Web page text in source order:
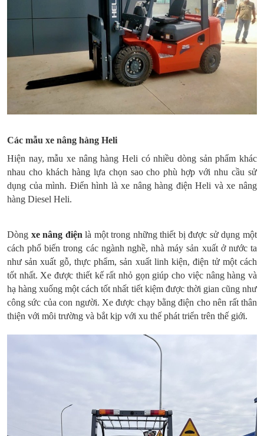
Các mẫu xe nâng hàng Heli
Hiện nay, mẫu xe nâng hàng Heli có nhiều dòng sản phẩm khác
nhau cho khách hàng lựa chọn sao cho phù hợp với nhu cầu sử
dụng của mình. Điển hình là xe nâng hàng điện Heli và xe nâng
hàng Diesel Heli.
Dòng xe nâng điện là một trong những thiết bị được sử dụng một
cách phổ biến trong các ngành nghề, nhà máy sản xuất ở nước ta
như sản xuất gỗ, thực phẩm, sản xuất linh kiện, điện tử một cách
tốt nhất. Xe được thiết kế rất nhỏ gọn giúp cho việc nâng hàng và
hạ hàng xuống một cách tốt nhất tiết kiệm được thời gian cũng như
công sức của con người. Xe được chạy bằng điện cho nên rất thân
thiện với môi trường và bắt kịp với xu thế phát triển trên thế giới.